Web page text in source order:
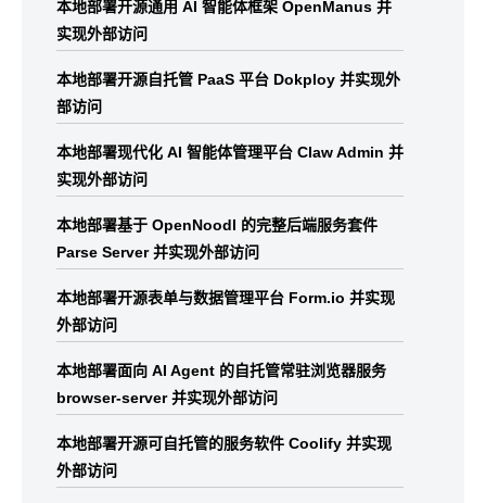
本地部署开源通用 AI 智能体框架 OpenManus 并
实现外部访问
本地部署开源自托管 PaaS 平台 Dokploy 并实现外
部访问
本地部署现代化 AI 智能体管理平台 Claw Admin 并
实现外部访问
本地部署基于 OpenNoodl 的完整后端服务套件
Parse Server 并实现外部访问
本地部署开源表单与数据管理平台 Form.io 并实现
外部访问
本地部署面向 AI Agent 的自托管常驻浏览器服务
browser-server 并实现外部访问
本地部署开源可自托管的服务软件 Coolify 并实现
外部访问